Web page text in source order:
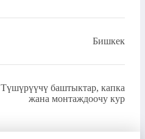
Бишкек
Түшүрүүчү баштыктар, капка
жана монтаждоочу кур